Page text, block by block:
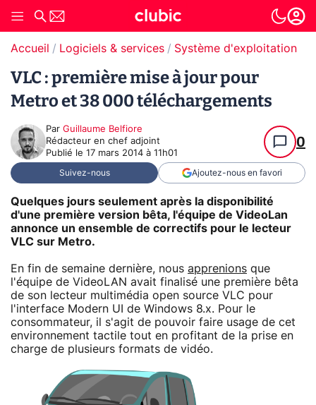
Accueil Logiciels & services Système d'exploitation
VLC : première mise à jour pour
Metro et 38 000 téléchargements
Par Guillaume Belfiore
Rédacteur en chef adjoint
Publié le 17 mars 2014 à 11h01
0
Suivez-nous Ajoutez-nous en favori
Quelques jours seulement après la disponibilité
d'une première version bêta, l'équipe de VideoLan
annonce un ensemble de correctifs pour le lecteur
VLC sur Metro.
En fin de semaine dernière, nous apprenions que
l'équipe de VideoLAN avait finalisé une première bêta
de son lecteur multimédia open source VLC pour
l'interface Modern UI de Windows 8.x. Pour le
consommateur, il s'agit de pouvoir faire usage de cet
environnement tactile tout en profitant de la prise en
charge de plusieurs formats de vidéo.